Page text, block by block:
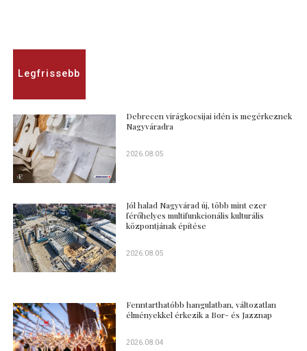
Legfrissebb
Debrecen virágkocsijai idén is megérkeznek
Nagyváradra
2026.08.05
Jól halad Nagyvárad új, több mint ezer
férőhelyes multifunkcionális kulturális
központjának építése
2026.08.05
Fenntarthatóbb hangulatban, változatlan
élményekkel érkezik a Bor- és Jazznap
2026.08.04